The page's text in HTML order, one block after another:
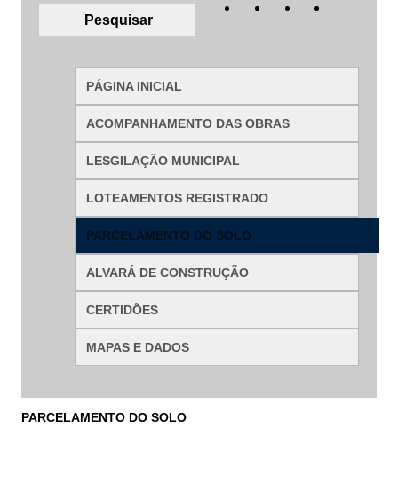
Transparência
Turistas
Fale conosco
Fale conosco
Telefone 1*
Telefone 2
E-mail*
Cidade/Estado
Assunto*
Mensagem*
Ao iniciar um contato, você concorda com a
PÁGINA INICIAL
ACOMPANHAMENTO DAS OBRAS
LESGILAÇÃO MUNICIPAL
LOTEAMENTOS REGISTRADO
PARCELAMENTO DO SOLO
ALVARÁ DE CONSTRUÇÃO
CERTIDÕES
MAPAS E DADOS
PARCELAMENTO DO SOLO